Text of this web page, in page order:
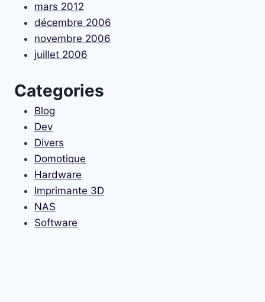
mars 2012
décembre 2006
novembre 2006
juillet 2006
Categories
Blog
Dev
Divers
Domotique
Hardware
Imprimante 3D
NAS
Software